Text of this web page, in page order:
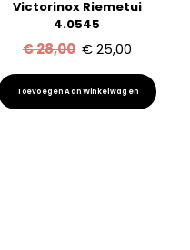
Victorinox Riemetui
4.0545
€28,00
prijs
€25,00
prijs
is:
Toevoegen Aan Winkelwagen